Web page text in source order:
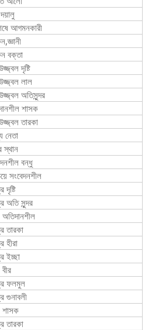
আগমনকারী
বক্তা
দৃষ্টি
লাল
অতিসুন্দর
শাসক
তারকা
নেতা
স্থান
বন্ধু
সংবেদনশীল
দৃষ্টি
অতি সুন্দর
অতিদানশীল
তারকা
হীরা
ইচ্ছা
বীর
ফলমুল
গুনাবলী
শাসক
তারকা